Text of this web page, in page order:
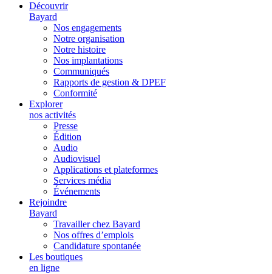
Découvrir
Bayard
Nos engagements
Notre organisation
Notre histoire
Nos implantations
Communiqués
Rapports de gestion & DPEF
Conformité
Explorer
nos activités
Presse
Édition
Audio
Audiovisuel
Applications et plateformes
Services média
Événements
Rejoindre
Bayard
Travailler chez Bayard
Nos offres d’emplois
Candidature spontanée
Les boutiques
en ligne